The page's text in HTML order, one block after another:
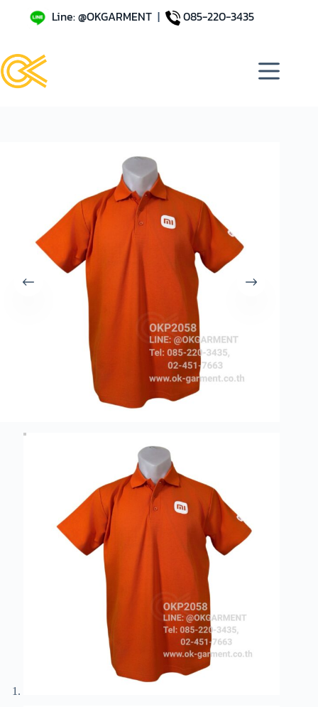
Line: @OKGARMENT| 085-220-3435